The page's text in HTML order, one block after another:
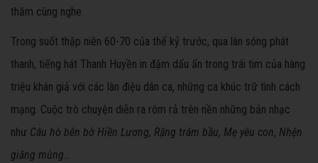
thăm cùng nghe.
Trong suốt thập niên 60-70 của thế kỷ trước, qua làn sóng phát
thanh, tiếng hát Thanh Huyền in đậm dấu ấn trong trái tim của hàng
triệu khán giả với các làn điệu dân ca, những ca khúc trữ tình cách
mạng. Cuộc trò chuyện diễn ra rôm rả trên nền những bản nhạc
như Câu hò bên bờ Hiền Lương, Rặng trâm bầu, Mẹ yêu con, Nhện
giăng mùng…